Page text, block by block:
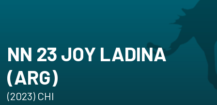
NN 23 JOY LADINA
(ARG)
(2023) CHI